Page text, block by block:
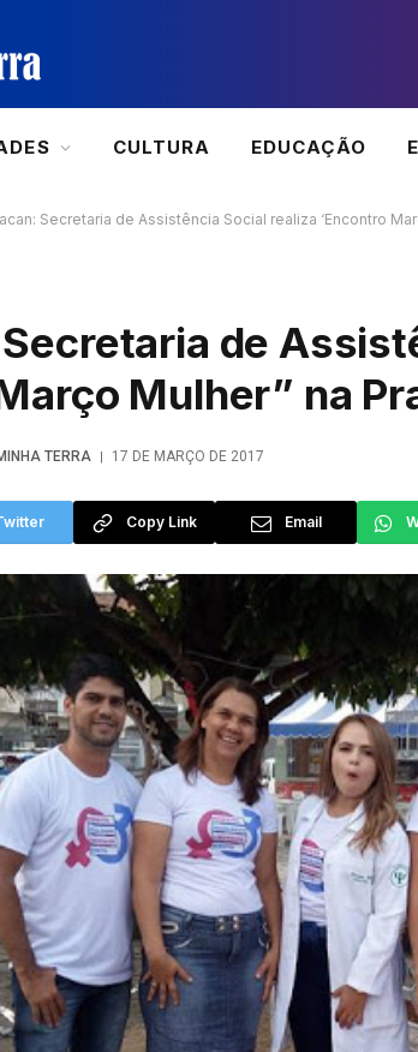
CULTURA EDUCAÇÃO
Secretaria de Assistência Social realiza ‘Encontro
de
Mulher” na
TERRA 17 DE MARÇO DE 2017
Copy Link Email